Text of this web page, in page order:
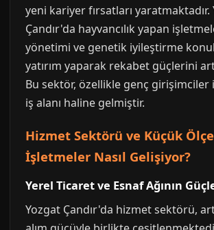
yeni kariyer fırsatları yaratmaktadır.
Çandır'da hayvancılık yapan
yönetimi ve genetik iyileştirme
yatırım yaparak rekabet güçlerini
Bu sektör, özellikle genç girişimciler
iş alanı haline gelmiştir.
Hizmet Sektörü ve Küçük
İşletmeler Nasıl Gelişiyor?
Yerel Ticaret ve Esnaf Ağının
Yozgat Çandır'da hizmet sektörü,